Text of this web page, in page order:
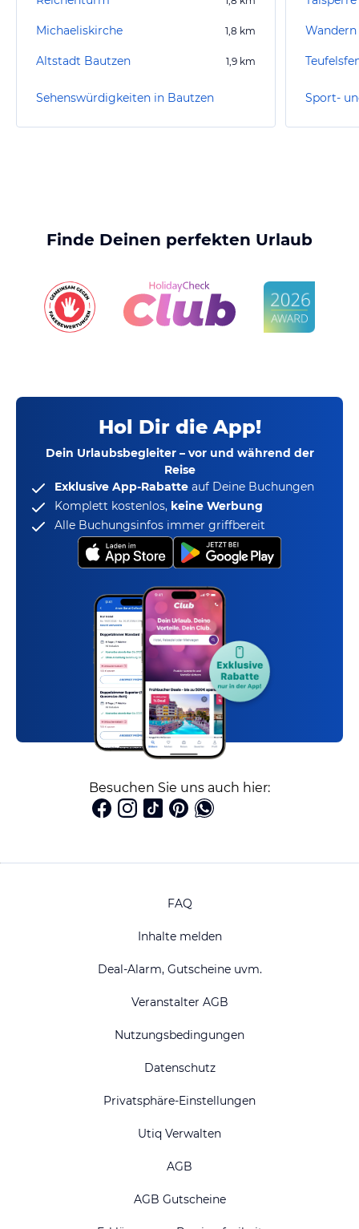
Michaeliskirche 1,8 km
Altstadt Bautzen 1,9 km
Sehenswürdigkeiten in Bautzen
Finde Deinen perfekten Urlaub
Hol Dir die App!
Dein Urlaubsbegleiter – vor und während der
Reise
Exklusive App-Rabatte auf Deine Buchungen
Komplett kostenlos, keine Werbung
Alle Buchungsinfos immer griffbereit
Besuchen Sie uns auch hier:
FAQ
Inhalte melden
Deal-Alarm, Gutscheine uvm.
Veranstalter AGB
Nutzungsbedingungen
Datenschutz
Privatsphäre-Einstellungen
Utiq Verwalten
AGB
AGB Gutscheine